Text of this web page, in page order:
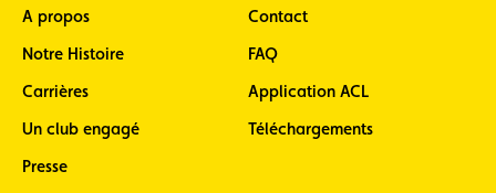
ACL Sport
de l’actualité du
automobile
A propos
Notre Histoire
Carrières
Un club engagé
Presse
Contact
FAQ
Application ACL
Téléchargements